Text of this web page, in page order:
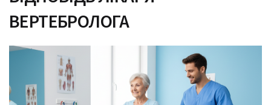
ВЕРТЕБРОЛОГА